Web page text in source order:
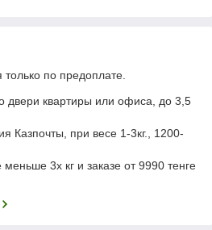
только по предоплате.
двери квартиры или офиса, до 3,5
Казпочты, при весе 1-3кг., 1200-
3х кг и заказе от 9990 тенге